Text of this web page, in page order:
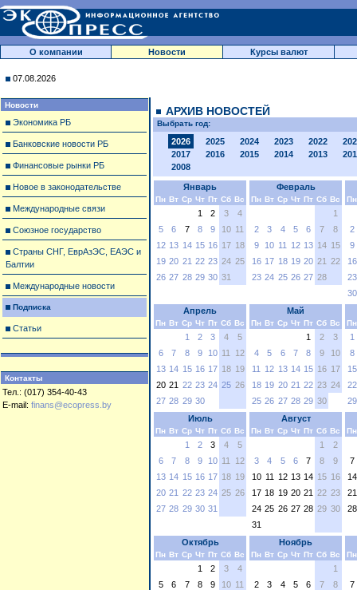
О компании Новости Курсы валют
07.08.2026
Новости
Экономика РБ
Банковские новости РБ
Финансовые рынки РБ
Новое в законодательстве
Международные связи
Союзное государство
Страны СНГ, ЕврАзЭС, ЕАЭС и
Балтии
Международные новости
Подписка
Статьи
Контакты
Тел.: (017) 354-40-43
E-mail: finans@ecopress.by
АРХИВ НОВОСТЕЙ
Выбрать год:
2026 2025 2024 2023 2022
2017
2016 2015 2014 2013
2008
Январь
Пн Вт Ср Чт Пт Сб Вс
1 2 3
4
5
6 7 8 9 10 11
12 13 14 15 16 17 18
19 20 21 22 23 24 25
26 27 28 29 30 31
Февраль
Пн Вт Ср Чт Пт Сб Вс
1
2
3 4 5 6 7
8
9
10 11 12 13 14 15
16 17 18 19 20 21 22
23 24 25 26 27 28
Пн
2
9
16
23
30
Апрель
Пн Вт Ср Чт Пт Сб Вс
1 2 3 4
5
6
7 8 9 10 11
12
13 14 15 16 17 18 19
20 21 22 23 24 25 26
27 28 29 30
Май
Пн Вт Ср Чт Пт Сб Вс
1 2
3
4
5 6 7 8 9
10
11
12 13 14 15 16 17
18 19 20 21 22 23 24
25 26 27 28 29 30
Пн
1
8
15
22
29
Июль
Пн Вт Ср Чт Пт Сб Вс
1 2 3 4
5
6
7 8 9 10 11
12
13 14 15 16 17 18 19
20 21 22 23 24 25 26
27 28 29 30 31
Август
Пн Вт Ср Чт Пт Сб Вс
1
2
3
4 5 6 7 8
9
10 11 12 13 14 15 16
17 18 19 20 21 22 23
24 25 26 27 28 29 30
31
Пн
7
14
21
28
Октябрь
Пн Вт Ср Чт Пт Сб Вс
1 2 3
4
5
6 7 8 9 10 11
Ноябрь
Пн Вт Ср Чт Пт Сб Вс
1
2
3 4 5 6 7
8
Пн
7